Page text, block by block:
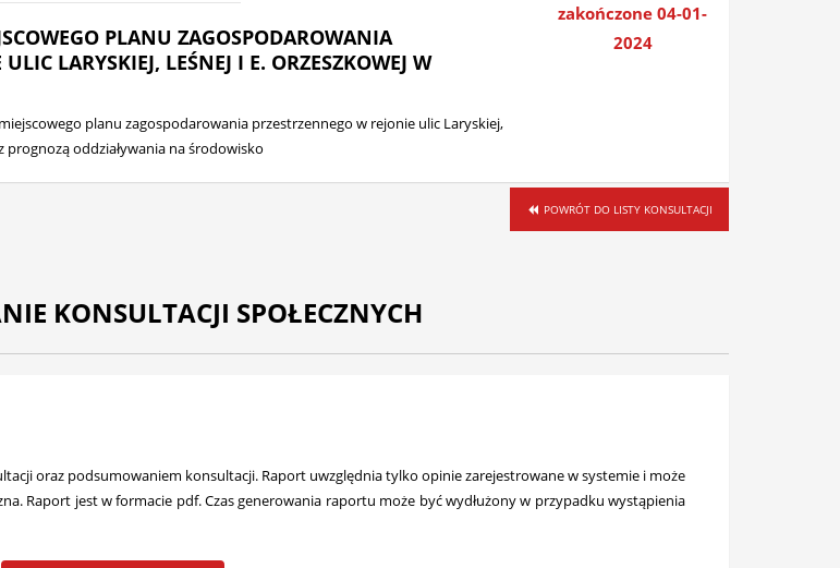
PLANU ZAGOSPODAROWANIA
LARYSKIEJ, LEŚNEJ I E. ORZESZKOWEJ W
planu zagospodarowania przestrzennego w rejonie ulic Laryskiej,
prognozą oddziaływania na środowisko
zakończone 04-01-
2024
POWRÓT DO LISTY KONSULTACJI
KONSULTACJI SPOŁECZNYCH
oraz podsumowaniem konsultacji. Raport uwzględnia tylko opinie zarejestrowane w systemie i może
Raport jest w formacie pdf. Czas generowania raportu może być wydłużony w przypadku wystąpienia